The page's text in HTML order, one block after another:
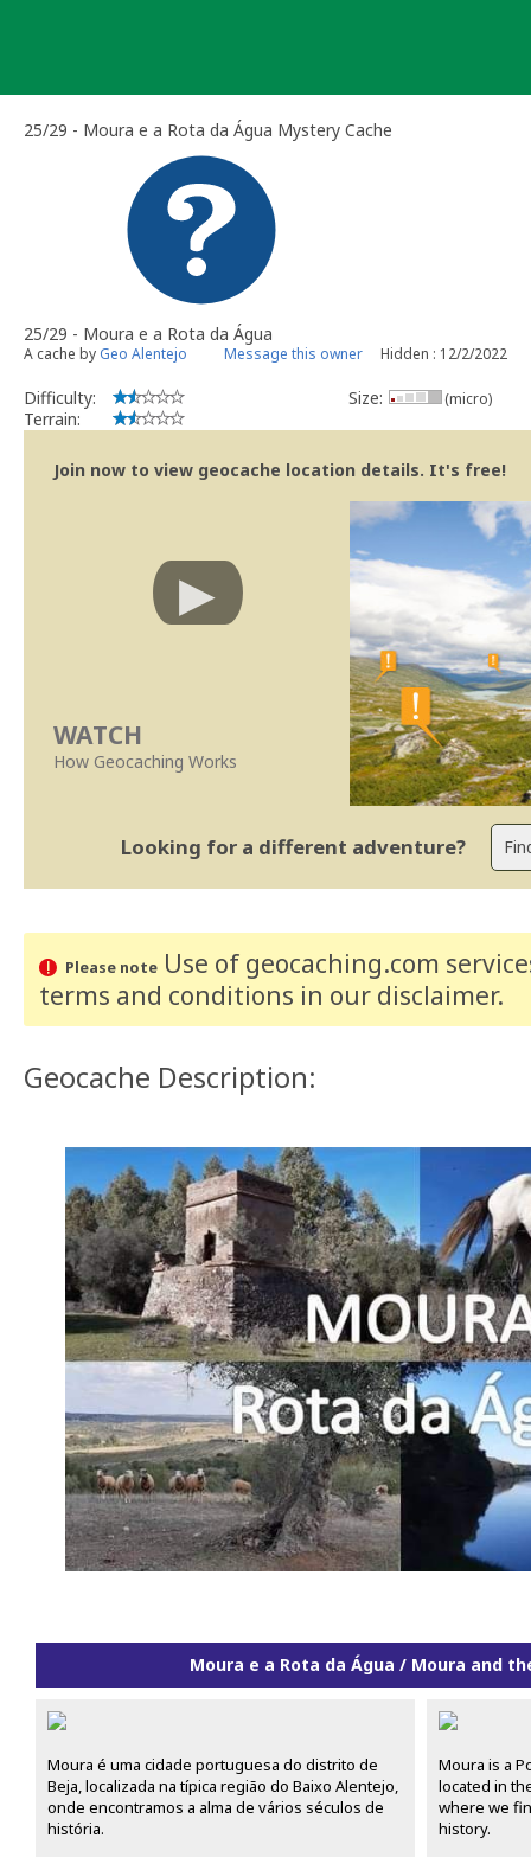
25/29 - Moura e a Rota da Água Mystery Cache
25/29 - Moura e a Rota da Água
A cache by Geo Alentejo Message this owner Hidden : 12/2/2022
Difficulty:
Terrain:
Size: (micro)
Join now to view geocache location details. It's free!
WATCH
How Geocaching Works
Looking for a different adventure?
Please noteUse of geocaching.com
terms and conditions in our disclaimer.
Geocache Description:
Moura e a Rota da Água / Moura and
Moura é uma cidade portuguesa do distrito de
Beja, localizada na típica região do Baixo Alentejo,
onde encontramos a alma de vários séculos de
história.
Moura is a
located in
where we
history.